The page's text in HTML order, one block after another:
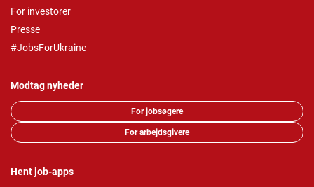
For investorer
Presse
#JobsForUkraine
Modtag nyheder
For jobsøgere
For arbejdsgivere
Hent job-apps